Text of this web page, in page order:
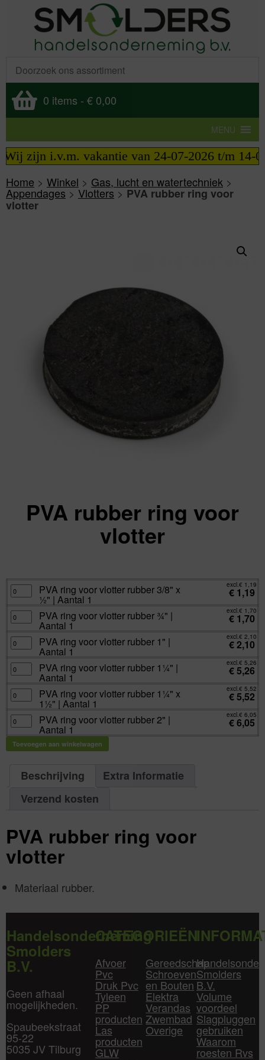
0 items - € 0,00
MENU
i.v.m. vakantie van 24-07-2026 t/m 14-08-
Home > Winkel > Gas, lucht en watertechniek >
Appendages>Vlotters>PVA rubber ring voor
vlotter
PVA rubber ring voor
vlotter
PVA
ring
voor
rubber
3/8"
x
|
Aantal
1
PVA ring voor vlotter rubber 3/8" x
½" | Aantal 1
excl.€ 1,19
€ 1,19
PVA
ring
voor
rubber
¾"
|
1
aantal
PVA ring voor vlotter rubber ¾" |
Aantal 1
excl.€ 1,70
€ 1,70
PVA
ring
voor
rubber
1"
|
1
aantal
PVA ring voor vlotter rubber 1" |
Aantal 1
excl.€ 2,10
€2,10
PVA
ring
voor
rubber
1¼"
|
1
aantal
PVA ring voor vlotter rubber 1¼" |
Aantal 1
excl.€ 5,26
€5,26
PVA
ring
voor
rubber
1¼"
x
1½"
Aantal
PVA ring voor vlotter rubber 1¼" x
1½" | Aantal 1
excl.€ 5,52
€5,52
PVA
ring
voor
vlotter
rubber
2"
aantal
PVA ring voor vlotter rubber 2" |
Aantal 1
excl.€ 6,05
€6,05
Toevoegen aan winkelwagen
Beschrijving
Extra Informatie
Verzend kosten
PVA rubber ring voor
vlotter
Materiaal rubber.
Handelsonderneming
Smolders
B.V.
Geen afhaal
mogelijkheden.
Spaubeekstraat
95-22
5035 JV Tilburg
CATEGORIEËN
Afvoer
Pvc
Druk Pvc
Tyleen
PP
producten
Las
producten
GLW
Gereedschap
Schroeven
en Bouten
Elektra
Verandas
Zwembad
Overige
Smolders
B.V.
Volume
voordeel
Slagpluggen
gebruiken
Waarom
roesten Rvs